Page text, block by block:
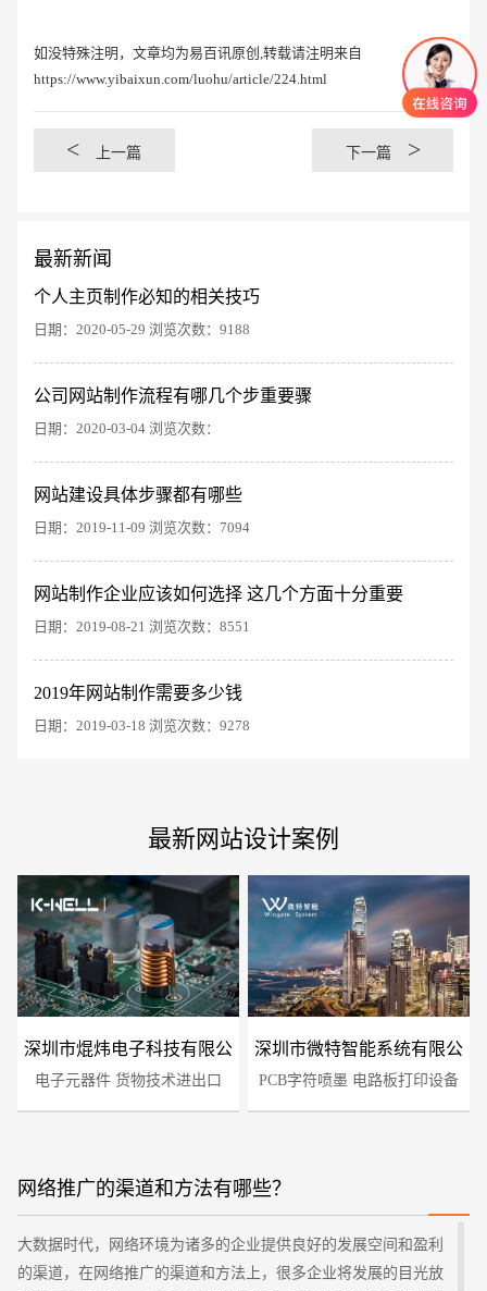
如没特殊注明，文章均为易百讯原创,转载请注明来自
https://www.yibaixun.com/luohu/article/224.html
< 上一篇 下一篇 >
最新新闻
个人主页制作必知的相关技巧
日期：2020-05-29 浏览次数：9188
公司网站制作流程有哪几个步重要骤
日期：2020-03-04 浏览次数：
网站建设具体步骤都有哪些
日期：2019-11-09 浏览次数：7094
网站制作企业应该如何选择 这几个方面十分重要
日期：2019-08-21 浏览次数：8551
2019年网站制作需要多少钱
日期：2019-03-18 浏览次数：9278
最新网站设计案例
深圳市焜炜电子科技有限公
司
电子元器件 货物技术进出口
深圳市微特智能系统有限公
司
PCB字符喷墨 电路板打印设备
网络推广的渠道和方法有哪些？
大数据时代，网络环境为诸多的企业提供良好的发展空间和盈利
的渠道，在网络推广的渠道和方法上，很多企业将发展的目光放
创意品牌型网站 · 标准企业官网建设
电商及系统平台开发
您的预算 1万-3万 3万-5万 5万-8万